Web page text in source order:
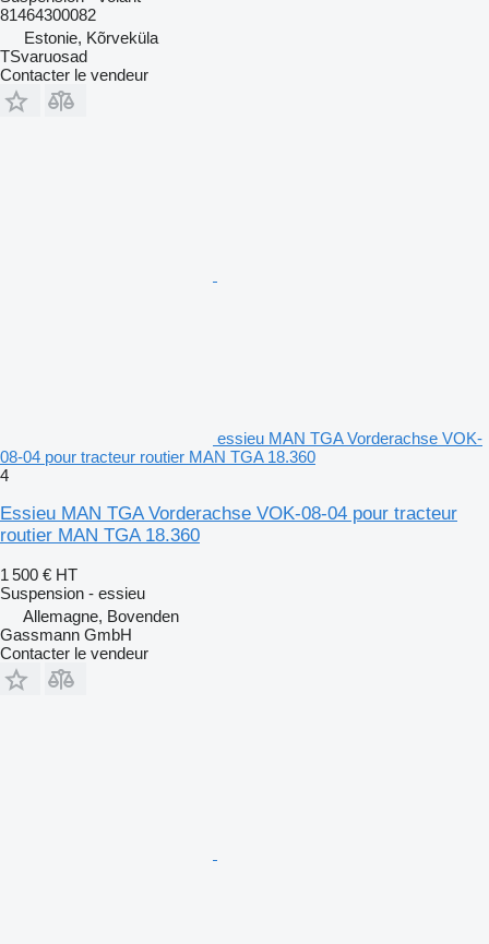
81464300082
Estonie, Kõrveküla
TSvaruosad
Contacter le vendeur
essieu MAN TGA Vorderachse VOK-
08-04 pour tracteur routier MAN TGA 18.360
4
Essieu MAN TGA Vorderachse VOK-08-04 pour tracteur
routier MAN TGA 18.360
1 500 € HT
Suspension - essieu
Allemagne, Bovenden
Gassmann GmbH
Contacter le vendeur